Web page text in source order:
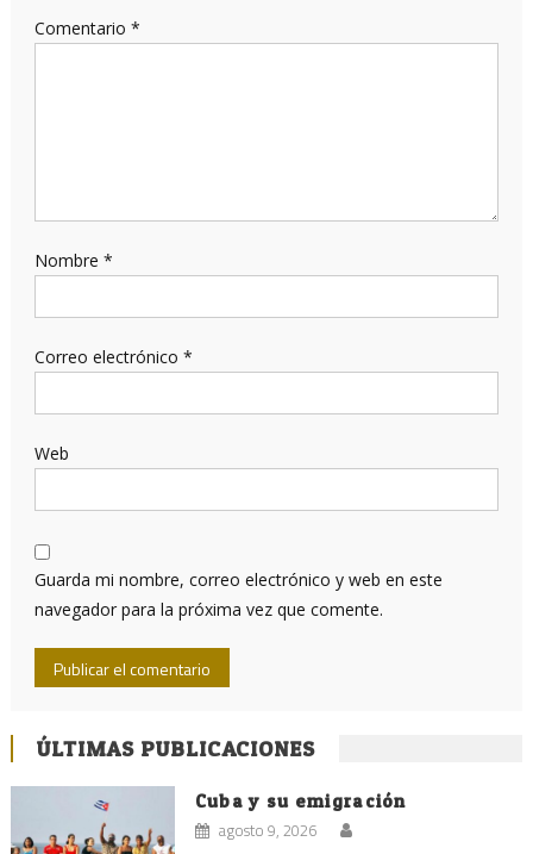
Comentario *
Nombre *
Correo electrónico *
Web
Guarda mi nombre, correo electrónico y web en este
navegador para la próxima vez que comente.
ÚLTIMAS PUBLICACIONES
Cuba y su emigración
agosto 9, 2026